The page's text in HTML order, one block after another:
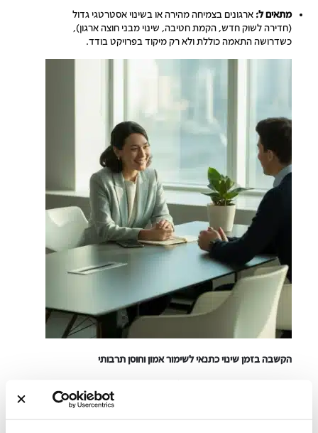
מתאים ל: ארגונים בצמיחה מהירה או בשינוי אסטרטגי גדול
(חדירה לשוק חדש, הקמת חטיבה, שינוי מבני חוצה ארגון),
כשדרושה התאמה כוללת ולא רק מיקוד בפרויקט בודד.
הקשבה בזמן שינוי כתנאי לשימור אמון וחוסן תרבותי
בחירת המודל הנכון – התאמת
השיטה להקשר